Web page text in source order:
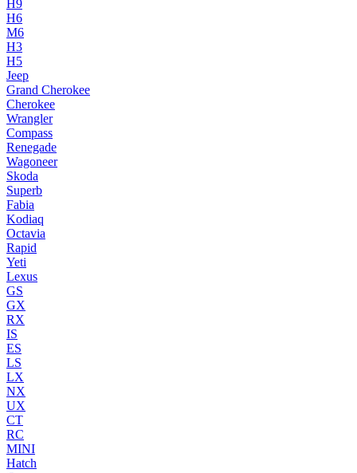
H9
H6
M6
H3
H5
Jeep
Grand Cherokee
Cherokee
Wrangler
Compass
Renegade
Wagoneer
Skoda
Superb
Fabia
Kodiaq
Octavia
Rapid
Yeti
Lexus
GS
GX
RX
IS
ES
LS
LX
NX
UX
CT
RC
MINI
Hatch